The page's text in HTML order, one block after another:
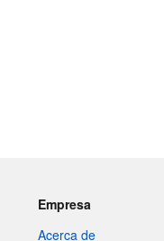
Empresa
Acerca de